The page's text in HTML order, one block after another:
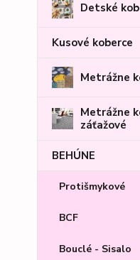
Detské
Kusové koberce
Metrážne
Metrážne
záťažové
BEHÚNE
Protišmykové
BCF
Bouclé - Sisalo